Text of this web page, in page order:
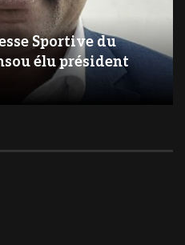
Sportive du
élu président